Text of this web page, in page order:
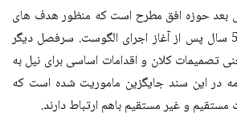
حوزه افق مطرح است که منظور هدف های
مطلوب و قابل حصول 5 سال پس از آغاز اجرای الگوست. سرفصل دیگر
تصمیمات کلان و اقدامات اساسی برای نیل به
در این سند جایگزین ماموریت شده است که
و غیر مستقیم باهم ارتباط دارند.